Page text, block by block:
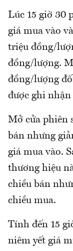
Lúc 15 giờ 30
giá mua vào
triệu đồng/
đồng/lượng.
đồng/lượng
được ghi
Mở cửa phiên
bán nhưng
giá mua vào.
thương hiệu
chiều bán
chiều mua.
Tính đến 15
niêm yết giá